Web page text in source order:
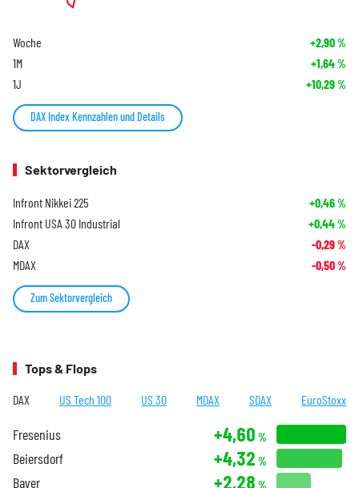
Woche +2,90%
1M +1,64%
1J +10,29%
DAX Index Kennzahlen und Details
Sektorvergleich
Infront Nikkei 225 +0,46%
Infront USA 30 Industrial +0,44%
DAX -0,29%
MDAX -0,50%
Zum Sektorvergleich
Tops & Flops
DAX US Tech 100 US 30 MDAX SDAX EuroStoxx
Fresenius +4,60 %
Beiersdorf +4,32 %
Bayer +2,28 %